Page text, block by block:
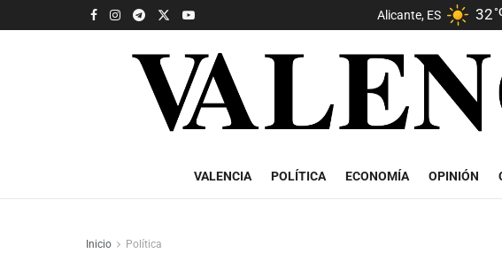
Alicante, ES 32
VALENCIA POLÍTICA ECONOMÍA OPINIÓN
Inicio Política